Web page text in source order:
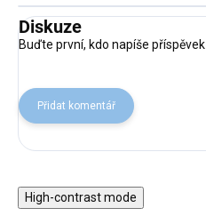
Diskuze
Buďte první, kdo napíše
Přidat komentář
High-contrast mode